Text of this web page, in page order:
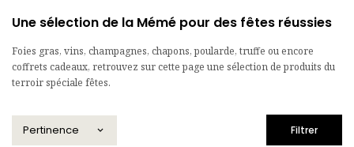
Une sélection de la Mémé pour des fêtes réussies
Foies gras, vins, champagnes, chapons, poularde, truffe ou encore
coffrets cadeaux, retrouvez sur cette page une sélection de produits du
terroir spéciale fêtes.
Pertinence  Filtrer